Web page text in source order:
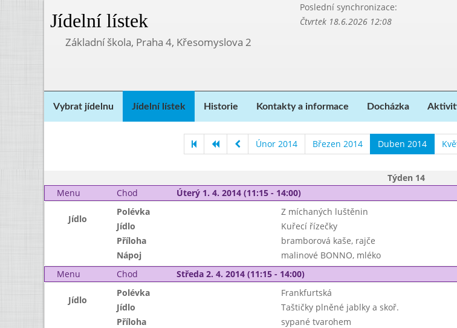
Jídelní lístek
Poslední synchronizace:
Čtvrtek 18.6.2026 12:08
Základní škola, Praha 4, Křesomyslova 2
Vybrat jídelnu Jídelní lístek Historie Kontakty a informace Docházka
Únor 2014 Březen 2014 Duben 2014
Týden 14
Menu
Chod Úterý 1. 4. 2014 (11:15 - 14:00)
Jídlo
Polévka
Z míchaných luštěnin
Jídlo
Kuřecí řízečky
Příloha
bramborová kaše, rajče
Nápoj
malinové BONNO, mléko
Menu
Chod Středa 2. 4. 2014 (11:15 - 14:00)
Jídlo
Polévka
Frankfurtská
Jídlo
Taštičky plněné jablky a skoř.
Příloha
sypané tvarohem